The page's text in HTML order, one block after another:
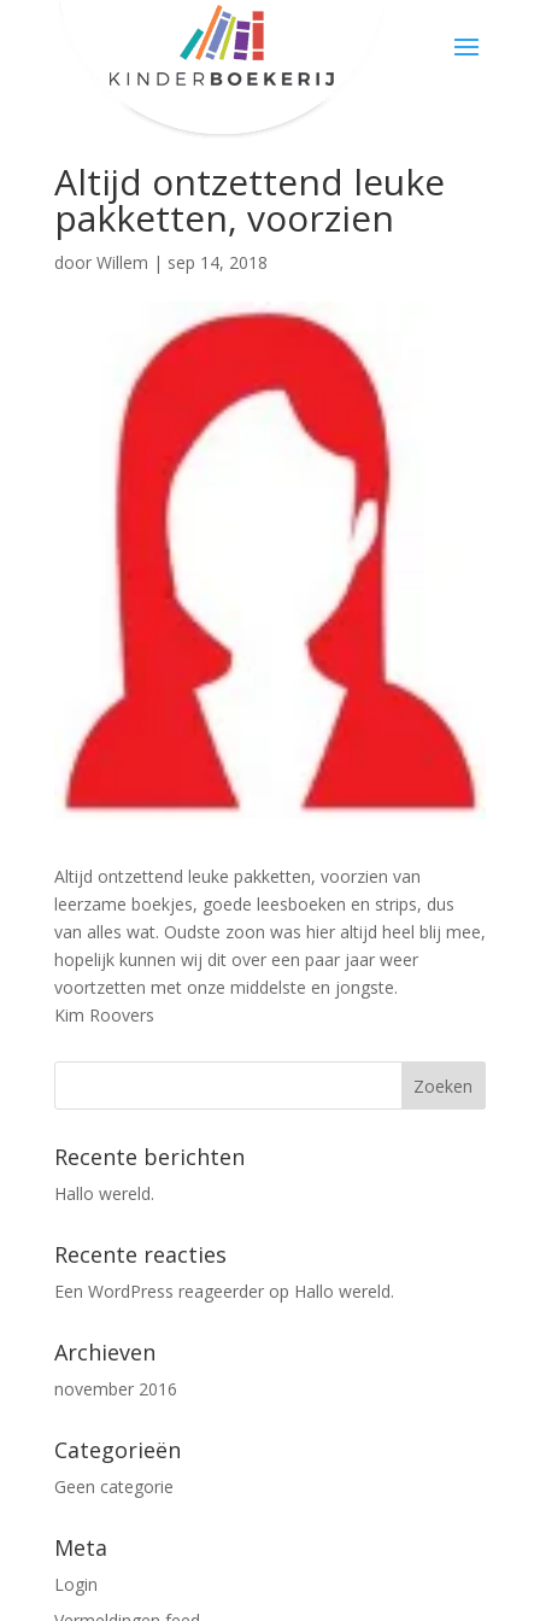
Altijd ontzettend leuke
pakketten, voorzien
door Willem | sep 14, 2018
Altijd ontzettend leuke pakketten, voorzien van
leerzame boekjes, goede leesboeken en strips, dus
van alles wat. Oudste zoon was hier altijd heel blij mee,
hopelijk kunnen wij dit over een paar jaar weer
voortzetten met onze middelste en jongste.
Kim Roovers
Recente berichten
Hallo wereld.
Recente reacties
Een WordPress reageerderop Hallo wereld.
Archieven
november 2016
Categorieën
Geen categorie
Meta
Login